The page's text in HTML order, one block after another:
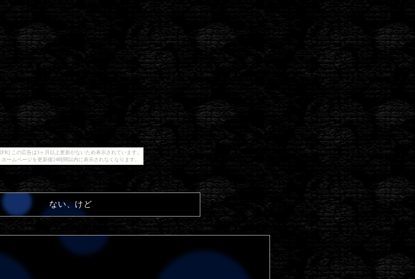
[PR] この広告は3ヶ月以上更新がないため表示されています。
ホームページを更新後24時間以内に表示されなくなります。
ない、けど